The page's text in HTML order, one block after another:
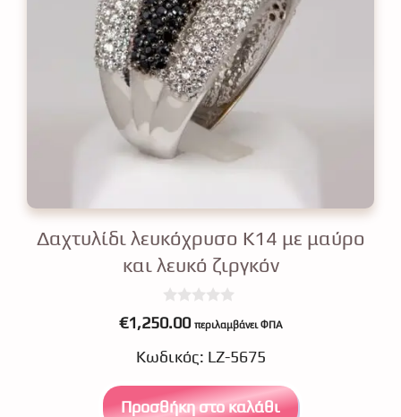
Δαχτυλίδι λευκόχρυσο Κ14 με μαύρο
και λευκό ζιργκόν
0
o
t
5
€1,250.00 περιλαμβάνει ΦΠΑ
Κωδικός: LZ-5675
Προσθήκη στο καλάθι